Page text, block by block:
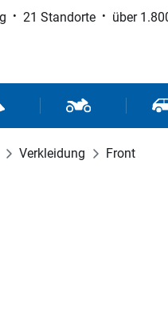
21 Standorte über
und SportMotorrad- und
Verkleidung Front